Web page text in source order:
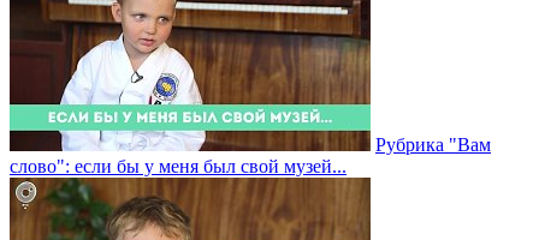
Рубрика "Вам
слово": если бы у меня был свой музей...